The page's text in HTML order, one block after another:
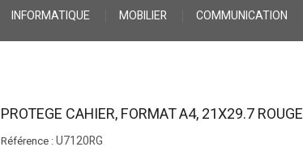
INFORMATIQUE MOBILIER COMMUNICATION
PROTEGE CAHIER, FORMAT A4, 21X29.7 ROUGE
Référence :U7120RG